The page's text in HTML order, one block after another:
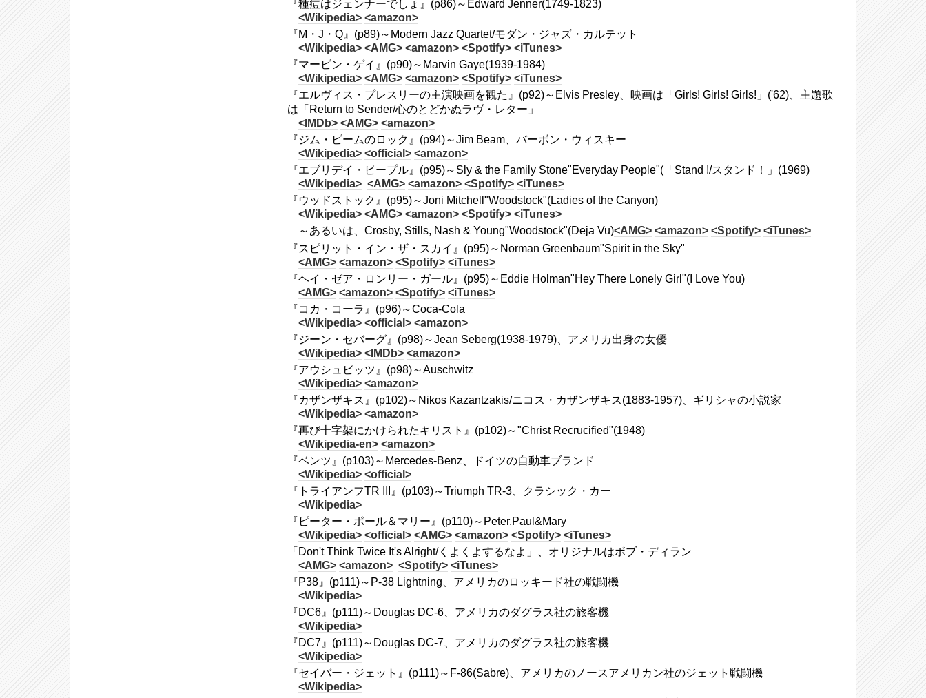
『種痘はジェンナーでしょ』(p86)～Edward Jenner(1749-1823)
<Wikipedia> <amazon>
『M・J・Q』(p89)～Modern Jazz Quartet/モダン・ジャズ・カルテット
<Wikipedia> <AMG> <amazon> <Spotify> <iTunes>
『マービン・ゲイ』(p90)～Marvin Gaye(1939-1984)
<Wikipedia> <AMG> <amazon> <Spotify> <iTunes>
『エルヴィス・プレスリーの主演映画を観た』(p92)～Elvis Presley、映画は「Girls! Girls! Girls!」('62)、主題歌
は「Return to Sender/心のとどかぬラヴ・レター」
<IMDb> <AMG> <amazon>
『ジム・ビームのロック』(p94)～Jim Beam、バーボン・ウィスキー
<Wikipedia> <official> <amazon>
『エブリデイ・ピープル』(p95)～Sly & the Family Stone"Everyday People"(「Stand !/スタンド！」(1969)
<Wikipedia> <AMG> <amazon> <Spotify> <iTunes>
『ウッドストック』(p95)～Joni Mitchell"Woodstock"(Ladies of the Canyon)
<Wikipedia> <AMG> <amazon> <Spotify> <iTunes>
～あるいは、Crosby, Stills, Nash & Young"Woodstock"(Deja Vu)<AMG> <amazon> <Spotify> <iTunes>
『スピリット・イン・ザ・スカイ』(p95)～Norman Greenbaum"Spirit in the Sky"
<AMG> <amazon> <Spotify> <iTunes>
『ヘイ・ゼア・ロンリー・ガール』(p95)～Eddie Holman"Hey There Lonely Girl"(I Love You)
<AMG> <amazon> <Spotify> <iTunes>
『コカ・コーラ』(p96)～Coca-Cola
<Wikipedia> <official> <amazon>
『ジーン・セバーグ』(p98)～Jean Seberg(1938-1979)、アメリカ出身の女優
<Wikipedia> <IMDb> <amazon>
『アウシュビッツ』(p98)～Auschwitz
<Wikipedia> <amazon>
『カザンザキス』(p102)～Nikos Kazantzakis/ニコス・カザンザキス(1883-1957)、ギリシャの小説家
<Wikipedia> <amazon>
『再び十字架にかけられたキリスト』(p102)～"Christ Recrucified"(1948)
<Wikipedia-en> <amazon>
『ベンツ』(p103)～Mercedes-Benz、ドイツの自動車ブランド
<Wikipedia> <official>
『トライアンフTR III』(p103)～Triumph TR-3、クラシック・カー
<Wikipedia>
『ピーター・ポール＆マリー』(p110)～Peter,Paul&Mary
<Wikipedia> <official> <AMG> <amazon> <Spotify> <iTunes>
「Don't Think Twice It's Alright/くよくよするなよ」、オリジナルはボブ・ディラン
<AMG> <amazon> <Spotify> <iTunes>
『P38』(p111)～P-38 Lightning、アメリカのロッキード社の戦闘機
<Wikipedia>
『DC6』(p111)～Douglas DC-6、アメリカのダグラス社の旅客機
<Wikipedia>
『DC7』(p111)～Douglas DC-7、アメリカのダグラス社の旅客機
<Wikipedia>
『セイバー・ジェット』(p111)～F-86(Sabre)、アメリカのノースアメリカン社のジェット戦闘機
<Wikipedia>